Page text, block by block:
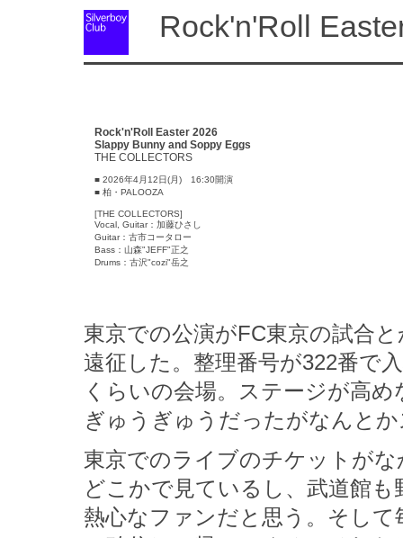
Rock'n'Roll
Rock'n'Roll Easter 2026
Slappy Bunny and Soppy Eggs
THE COLLECTORS
■ 2026年4月12日(月) 16:30開演
■ 柏・PALOOZA
[THE COLLECTORS]
Vocal, Guitar：加藤ひさし
Guitar：古市コータロー
Bass：山森"JEFF"正之
Drums：古沢"cozi"岳之
東京での公演がFC東京の試合
遠征した。整理番号が322番で
くらいの会場。ステージが高
ぎゅうぎゅうだったがなんと
東京でのライブのチケットが
どこかで見ているし、武道館
熱心なファンだと思う。そし